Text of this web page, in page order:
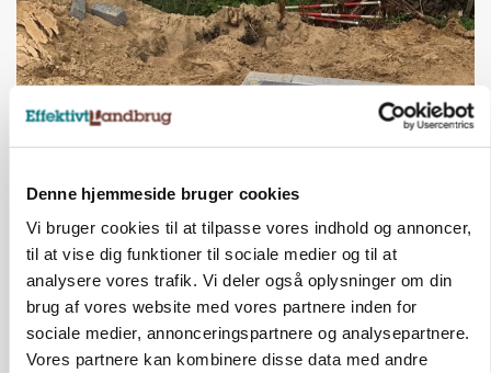
Denne hjemmeside bruger cookies
Vi bruger cookies til at tilpasse vores indhold og annoncer,
til at vise dig funktioner til sociale medier og til at
analysere vores trafik. Vi deler også oplysninger om din
brug af vores website med vores partnere inden for
sociale medier, annonceringspartnere og analysepartnere.
Vores partnere kan kombinere disse data med andre
BUSINESS
Fra mark til mur: Byggeriet kan åbne nyt
marked for biokul
Annonce